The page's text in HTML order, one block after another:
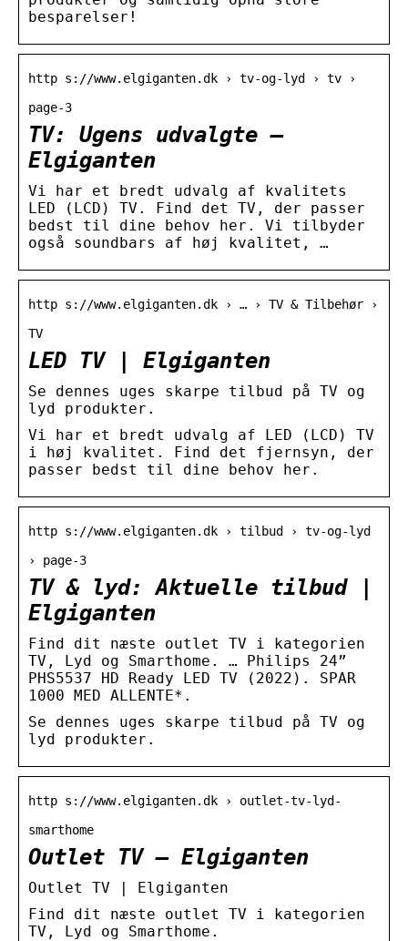
besparelser!
http s://www.elgiganten.dk › tv-og-lyd › tv ›
page-3
TV: Ugens udvalgte –
Elgiganten
Vi har et bredt udvalg af kvalitets
LED (LCD) TV. Find det TV, der passer
bedst til dine behov her. Vi tilbyder
også soundbars af høj kvalitet, …
http s://www.elgiganten.dk › … › TV & Tilbehør ›
TV
LED TV | Elgiganten
Se dennes uges skarpe tilbud på TV og
lyd produkter.
Vi har et bredt udvalg af LED (LCD) TV
i høj kvalitet. Find det fjernsyn, der
passer bedst til dine behov her.
http s://www.elgiganten.dk › tilbud › tv-og-lyd
› page-3
TV & lyd: Aktuelle tilbud |
Elgiganten
Find dit næste outlet TV i kategorien
TV, Lyd og Smarthome. … Philips 24”
PHS5537 HD Ready LED TV (2022). SPAR
1000 MED ALLENTE*.
Se dennes uges skarpe tilbud på TV og
lyd produkter.
http s://www.elgiganten.dk › outlet-tv-lyd-
smarthome
Outlet TV – Elgiganten
Outlet TV | Elgiganten
Find dit næste outlet TV i kategorien
TV, Lyd og Smarthome.